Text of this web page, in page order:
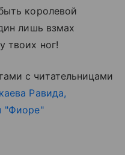
королевой
лишь взмах
твоих ног!
с читательницами
Равида,
"Фиоре"